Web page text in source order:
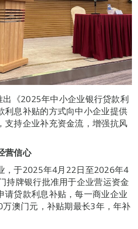
《2025年中小企业银行贷款利
利息补贴的方式向中小企业提供
支持企业补充资金流，增强抗风
营信心
，于2025年4月22日至2026年4
持牌银行批准用于企业营运资金
请贷款利息补贴，每一商业企业
澳门元，补贴期最长3年，年补